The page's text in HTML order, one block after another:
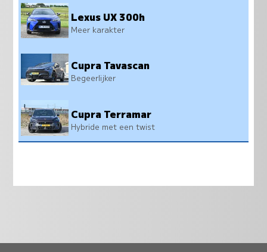
Lexus UX 300h
Meer karakter
Cupra Tavascan
Begeerlijker
Cupra Terramar
Hybride met een twist